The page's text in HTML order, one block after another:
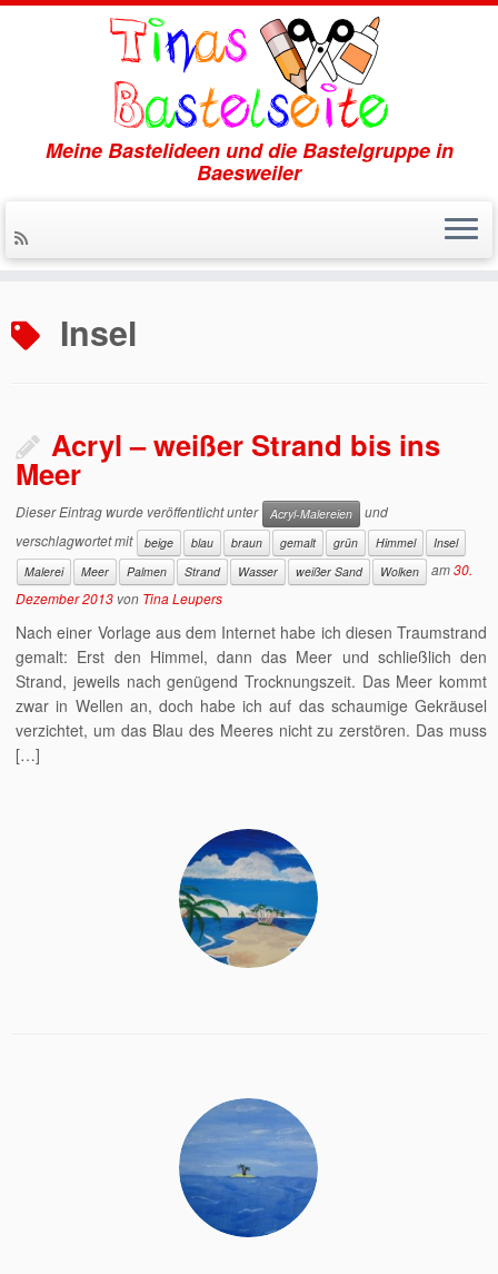
Inhalt
springen
Meine Bastelideen und die Bastelgruppe in
Baesweiler
Insel
Acryl – weißer Strand bis ins
Meer
Dieser Eintrag wurde veröffentlicht unter Acryl-Malereien
und
verschlagwortet mit
beige blau braun gemalt grün Himmel
Insel
Malerei
Meer Palmen Strand Wasser weißer Sand Wolken am30.
Dezember 2013 von Tina Leupers
Nach einer Vorlage aus dem Internet habe ich diesen Traumstrand
gemalt: Erst den Himmel, dann das Meer und schließlich den
Strand, jeweils nach genügend Trocknungszeit. Das Meer kommt
zwar in Wellen an, doch habe ich auf das schaumige Gekräusel
verzichtet, um das Blau des Meeres nicht zu zerstören. Das muss
[…]